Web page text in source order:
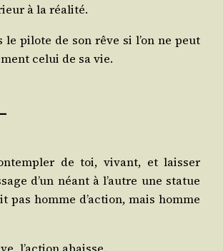
à la réalité.
le pilote de son rêve si l’on ne peut
celui de sa vie.
de toi, vivant, et lais­ser
d’un néant à l’autre une sta­tue
pas homme d’ac­tion, mais homme